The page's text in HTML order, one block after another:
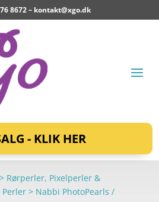
8672 – kontakt@xgo.dk
- KLIK HER
Rørperler, Pixelperler &
> Nabbi PhotoPearls /